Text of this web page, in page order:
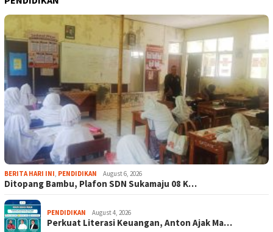
BERITA HARI INI, PENDIDIKAN August 6, 2026
Ditopang Bambu, Plafon SDN Sukamaju 08 K…
PENDIDIKAN August 4, 2026
Perkuat Literasi Keuangan, Anton Ajak Ma…